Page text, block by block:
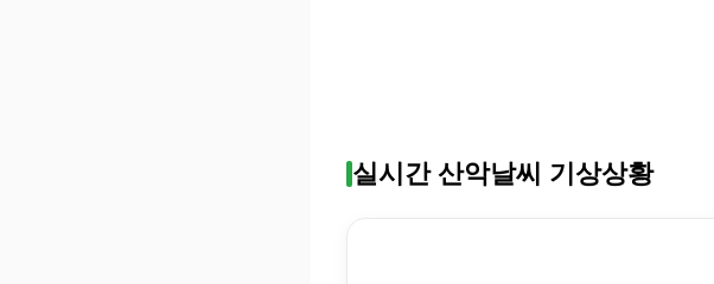
실시간 산악날씨 기상상황